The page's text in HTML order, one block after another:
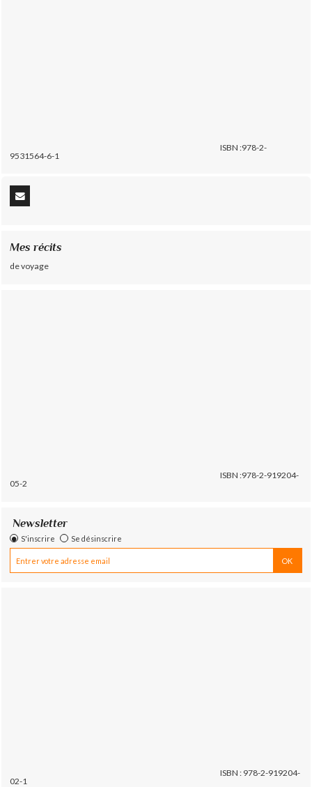
ISBN :978-2-
9531564-6-1
Mes récits
de voyage
ISBN :978-2-919204-
05-2
Newsletter
S'inscrire Se désinscrire
ISBN : 978-2-919204-
02-1